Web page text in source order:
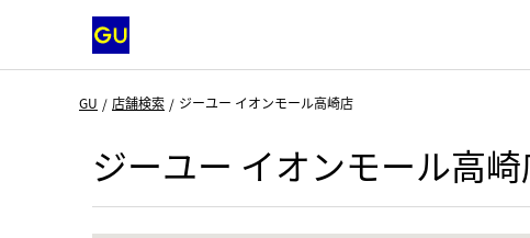
GU 店舗検索 ジーユー イオンモール高崎店
ジーユー イオンモール高